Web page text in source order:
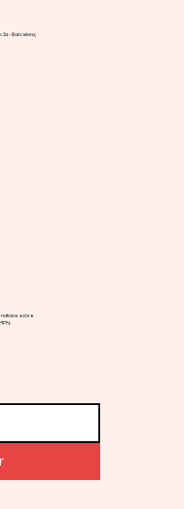
noticias sobre
2a - Barcelona,